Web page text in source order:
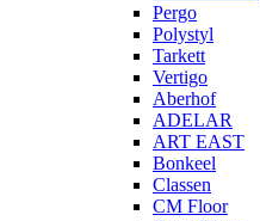
Pergo
Polystyl
Tarkett
Vertigo
Aberhof
ADELAR
ART EAST
Bonkeel
Classen
CM Floor